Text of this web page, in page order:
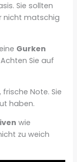
Sie sollten
nicht matschig
Gurken
Sie auf
Note. Sie
haben.
wie
zu weich